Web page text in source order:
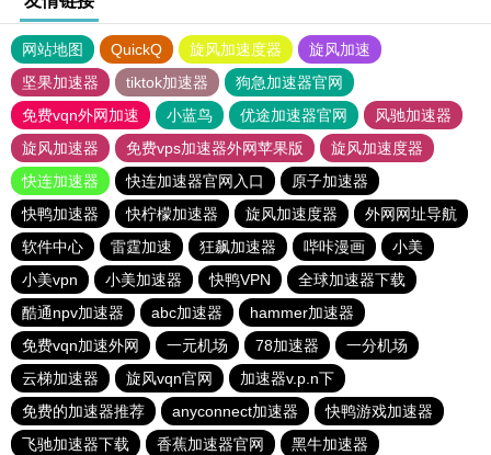
网站地图 QuickQ 旋风加速度器
旋风加速
坚果加速器
tiktok加速器
狗急加速器官网
免费vqn外网加速
小蓝鸟 优途加速器官网
风驰加速器
旋风加速器
免费vps加速器外网苹果版
旋风加速度器
快连加速器
快连加速器官网入口
原子加速器
快鸭加速器
快柠檬加速器 旋风加速度器
外网网址导航
软件中心
雷霆加速 狂飙加速器 哔咔漫画
小美
小美vpn
小美加速器 快鸭VPN
全球加速器下载
酷通npv加速器
abc加速器
hammer加速器
免费vqn加速外网
一元机场 78加速器
一分机场
云梯加速器
旋风vqn官网
加速器v.p.n下
免费的加速器推荐
anyconnect加速器
快鸭游戏加速器
飞驰加速器下载
香蕉加速器官网 黑牛加速器